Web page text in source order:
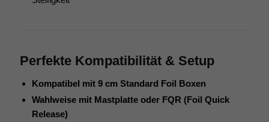
Perfekte Kompatibilität & Setup
Kompatibel mit 9 cm Standard Foil Boxen
Wahlweise mit Mastplatte oder FQR (Foil Quick
Release)